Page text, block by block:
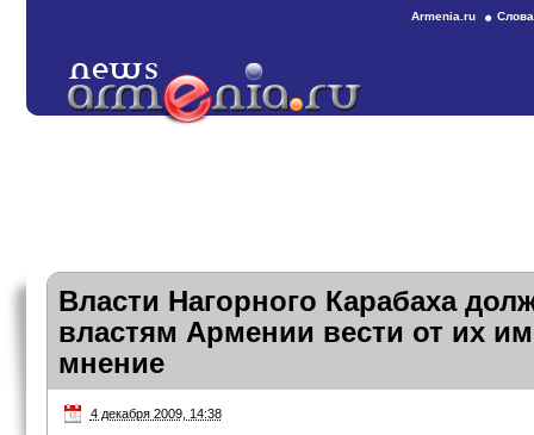
Armenia.ru
Власти Нагорного Карабаха
властям Армении вести от их
мнение
4 декабря 2009, 14:38